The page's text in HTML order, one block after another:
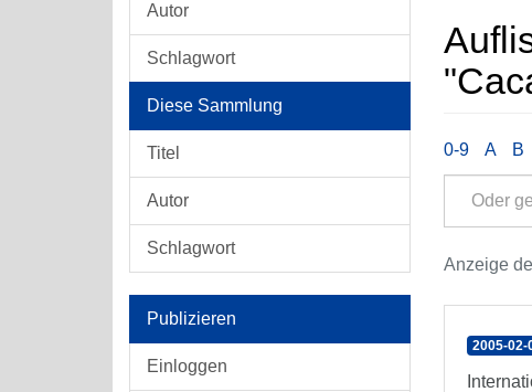
Autor
Schlagwort
Diese Sammlung
Titel
Autor
Schlagwort
Publizieren
Einloggen
0-9 A B
Anzeige
2005-02-